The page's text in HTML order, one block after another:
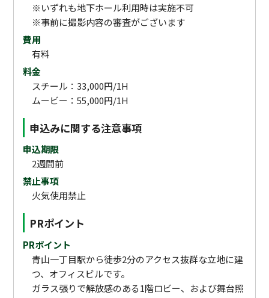
※いずれも地下ホール利用時は実施不可
※事前に撮影内容の審査がございます
費用
有料
料金
スチール：33,000円/1H
ムービー：55,000円/1H
申込みに関する注意事項
申込期限
2週間前
禁止事項
火気使用禁止
PRポイント
PRポイント
青山一丁目駅から徒歩2分のアクセス抜群な立地に建
つ、オフィスビルです。
ガラス張りで解放感のある1階ロビー、および舞台照